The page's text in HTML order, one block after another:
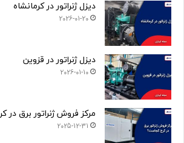
دیزل ژنراتور در کرمانشاه
2026-01-20
دیزل ژنراتور در قزوین
2026-01-10
مرکز فروش ژنراتور برق
2025-12-31